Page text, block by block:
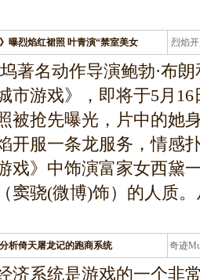
曝烈焰红裙照 叶青演“禁室美女 烈焰
龙
著名动作导演鲍勃·布
市游戏》，即将于5月
被抢先曝光，片中的她
开服一条龙服务，情感
戏》中饰演富家女西黛
窦骁(微博)饰）的人质
析倚天屠龙记的跑商系统 奇迹
条
济系统是游戏的一个非